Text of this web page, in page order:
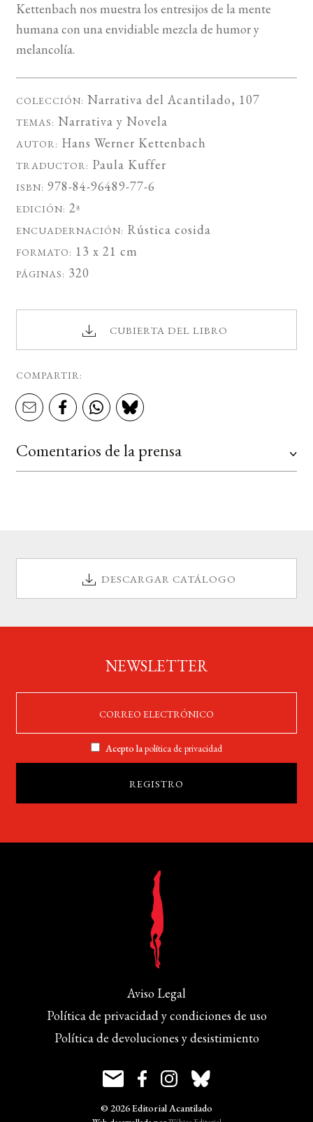
Kettenbach nos muestra los entresijos de la mente
humana con una envidiable mezcla de humor y
melancolía.
COLECCIÓN: Narrativa del Acantilado, 107
TEMAS: Narrativa y Novela
AUTOR: Hans Werner Kettenbach
TRADUCTOR: Paula Kuffer
ISBN: 978-84-96489-77-6
EDICIÓN: 2ª
ENCUADERNACIÓN: Rústica cosida
FORMATO: 13 x 21 cm
PÁGINAS: 320
CUBIERTA DEL LIBRO
COMPARTIR:
Comentarios de la prensa
DESCARGAR CATÁLOGO
NEWSLETTER
Acepto lapolítica de privacidad
Aviso Legal
Política de privacidad y condiciones de uso
Política de devoluciones y desistimiento
© 2026 Editorial Acantilado